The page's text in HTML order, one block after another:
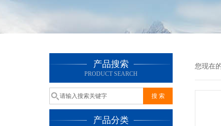
产品搜索
PRODUCT SEARCH
产品分类
您现在